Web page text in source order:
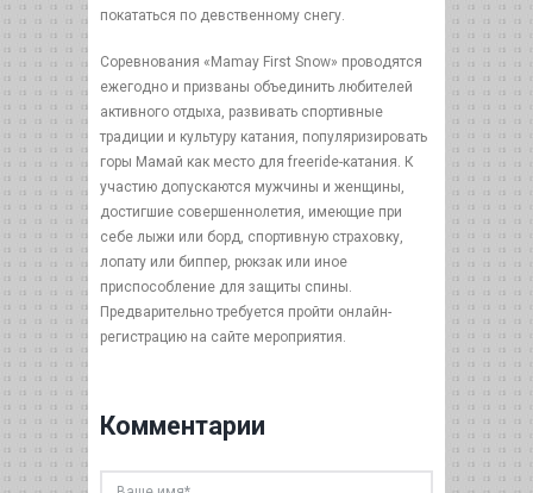
покататься по девственному снегу.
Соревнования «Mamay First Snow» проводятся
ежегодно и призваны объединить любителей
активного отдыха, развивать спортивные
традиции и культуру катания, популяризировать
горы Мамай как место для freeride-катания. К
участию допускаются мужчины и женщины,
достигшие совершеннолетия, имеющие при
себе лыжи или борд, спортивную страховку,
лопату или биппер, рюкзак или иное
приспособление для защиты спины.
Предварительно требуется пройти онлайн-
регистрацию на сайте мероприятия.
Комментарии